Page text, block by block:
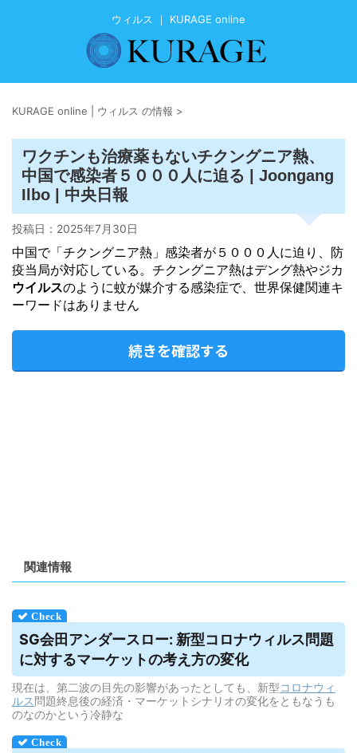
ウィルス ｜ KURAGE online
KURAGE online | ウィルス の情報 >
ワクチンも治療薬もないチクングニア熱、
中国で感染者５０００人に迫る | Joongang
Ilbo | 中央日報
投稿日： 2025年7月30日
中国で「チクングニア熱」感染者が５０００人に迫り、防
疫当局が対応している。チクングニア熱はデング熱やジカ
ウイルスのように蚊が媒介する感染症で、世界保健関連キ
ーワードはありません
続きを確認する
関連情報
SG会田アンダースロー: 新型コロナウィルス問題
に対するマーケットの考え方の変化
現在は、第二波の目先の影響があったとしても、新型コロナウィ
ルス問題終息後の経済・マーケットシナリオの変化をともなうも
のなのかという冷静な